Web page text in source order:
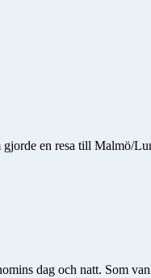
en resa till Malmö/
dag och natt. Som